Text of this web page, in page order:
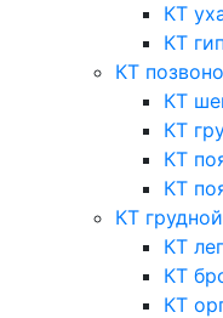
КТ
КТ
КТ
КТ
КТ
КТ
КТ
КТ
КТ
КТ
КТ